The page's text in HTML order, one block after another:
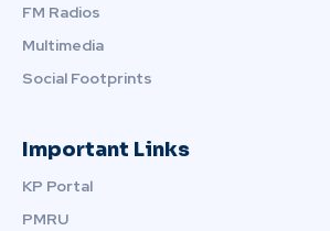
FM Radios
Multimedia
Social Footprints
Important Links
KP Portal
PMRU